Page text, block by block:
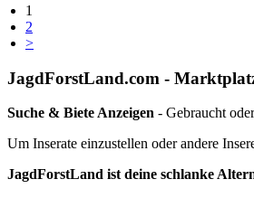
1
2
>
JagdForstLand.com -
Suche & Biete Anzeigen - Gebraucht
Um Inserate einzustellen oder andere
JagdForstLand ist deine schlanke